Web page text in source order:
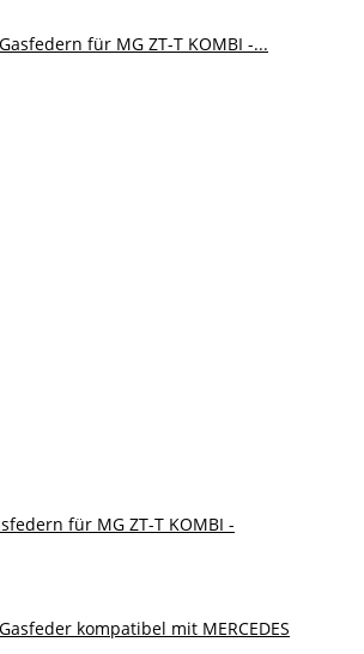
für MG ZT-T KOMBI -